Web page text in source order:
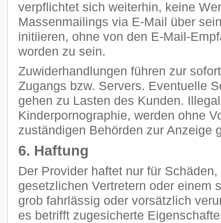
verpflichtet sich weiterhin, keine
Massenmailings via E-Mail über
initiieren, ohne von den E-Mail-
worden zu sein.
Zuwiderhandlungen führen zur
Zugangs bzw. Servers. Eventuelle
gehen zu Lasten des Kunden.
Kinderpornographie, werden ohne
zuständigen Behörden zur Anzeige
6. Haftung
Der Provider haftet nur für
gesetzlichen Vertretern oder einem
grob fahrlässig oder vorsätzlich
es betrifft zugesicherte